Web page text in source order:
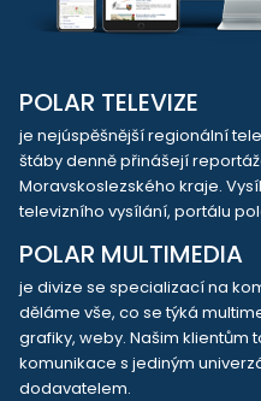
POLAR TELEVIZE
je nejúspěšnější regionální
štáby denně přinášejí
Moravskoslezského kraje.
televizního vysílání, portálu
POLAR MULTIMEDIA
je divize se specializací na
děláme vše, co se týká
grafiky, weby. Našim klientům
komunikace s jediným
dodavatelem.